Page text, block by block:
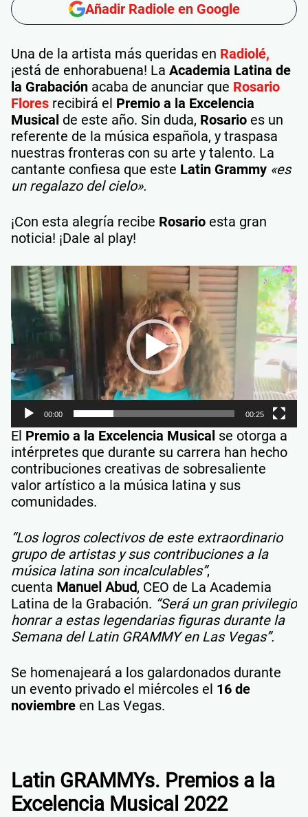
Añadir Radiole en Google
Una de la artista más queridas en Radiolé,
¡está de enhorabuena! La Academia Latina de
la Grabación acaba de anunciar que Rosario
Flores recibirá el Premio a la Excelencia
Musical de este año. Sin duda, Rosario es un
referente de la música española, y traspasa
nuestras fronteras con su arte y talento. La
cantante confiesa que este Latin Grammy «es
un regalazo del cielo».
¡Con esta alegría recibe Rosario esta gran
noticia! ¡Dale al play!
Reproductor
de
vídeo
00:00 00:25
El Premio a la Excelencia Musical se otorga a
intérpretes que durante su carrera han hecho
contribuciones creativas de sobresaliente
valor artístico a la música latina y sus
comunidades.
“Los logros colectivos de este extraordinario
grupo de artistas y sus contribuciones a la
música latina son incalculables”,
cuenta Manuel Abud, CEO de La Academia
Latina de la Grabación. “Será un gran privilegio
honrar a estas legendarias figuras durante la
Semana del Latin GRAMMY en Las Vegas”.
Se homenajeará a los galardonados durante
un evento privado el miércoles el 16 de
noviembre en Las Vegas.
Latin GRAMMYs. Premios a la
Excelencia Musical 2022